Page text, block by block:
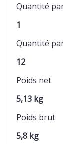
Quantité
1
Quantité
12
Poids net
5,13 kg
Poids brut
5,8 kg